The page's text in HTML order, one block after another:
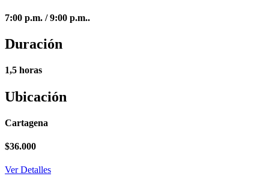
7:00 p.m. / 9:00 p.m..
Duración
1,5 horas
Ubicación
Cartagena
$36.000
Ver Detalles